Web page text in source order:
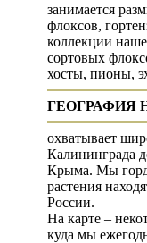
занимается
флоксов,
коллекции
сортовых
хосты, пионы,
ГЕОГРАФИЯ
охватывает
Калининграда
Крыма. Мы
растения
России.
На карте –
куда мы